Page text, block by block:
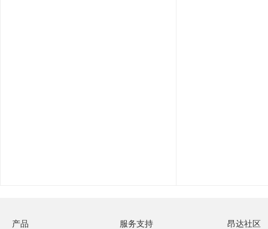
产品 服务支持 昂达社区